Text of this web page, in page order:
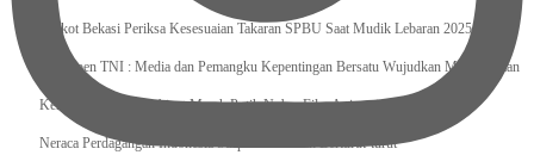
Walkot Bekasi Periksa Kesesuaian Takaran SPBU Saat Mudik Lebaran 2025
Kapuspen TNI : Media dan Pemangku Kepentingan Bersatu Wujudkan Mudik Aman
Kemenekraf Ajak Kabinet Merah Putih Nobar Film Animasi Jumbo
Neraca Perdagangan Indonesia Surplus 58 Bulan Berturut-turut